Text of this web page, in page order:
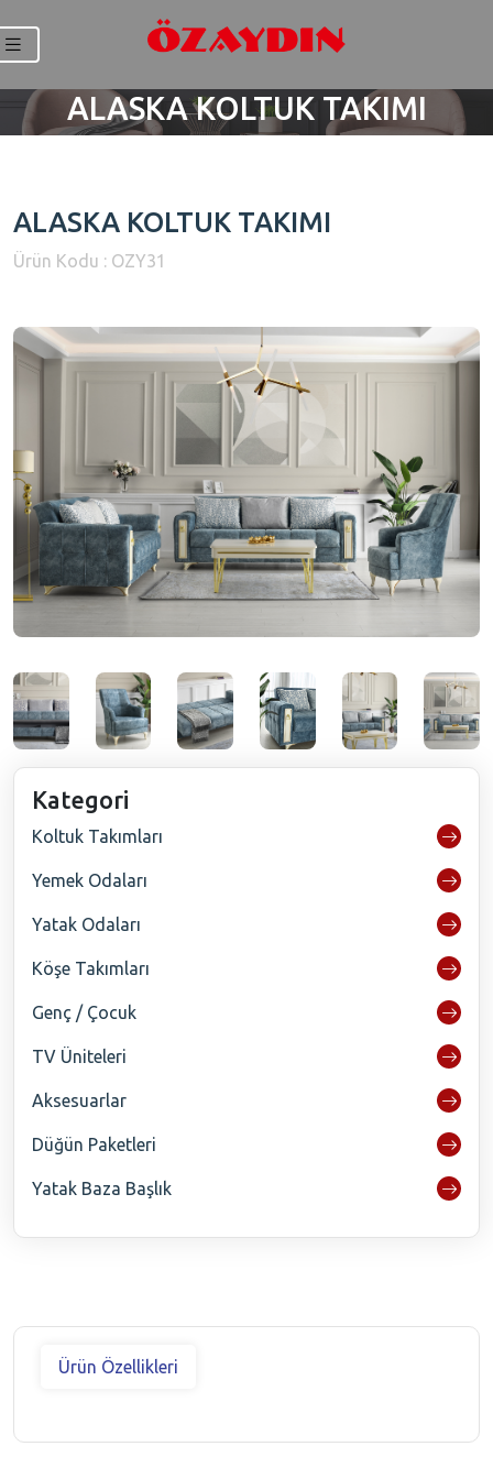
ALASKA KOLTUK TAKIMI
ALASKA KOLTUK TAKIMI
Ürün Kodu : OZY31
Kategori
Koltuk Takımları
Yemek Odaları
Yatak Odaları
Köşe Takımları
Genç / Çocuk
TV Üniteleri
Aksesuarlar
Düğün Paketleri
Yatak Baza Başlık
Ürün Özellikleri